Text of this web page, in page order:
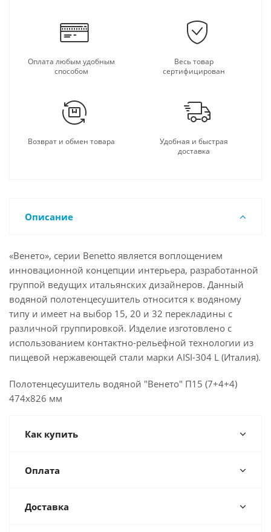
Оплата любым удобным
способом
Весь товар
сертифицирован
Возврат и обмен товара
Удобная и быстрая
доставка
Описание
«Венето», серии Benetto является воплощением
инновационной концепции интерьера, разработанной
группой ведущих итальянских дизайнеров. Данный
водяной полотенцесушитель относится к водяному
типу и имеет на выбор 15, 20 и 32 перекладины с
различной группировкой. Изделие изготовлено с
использованием контактно-рельефной технологии из
пищевой нержавеющей стали марки AISI-304 L (Италия).
Полотенцесушитель водяной "Венето" П15 (7+4+4)
474х826 мм
Как купить
Оплата
Доставка